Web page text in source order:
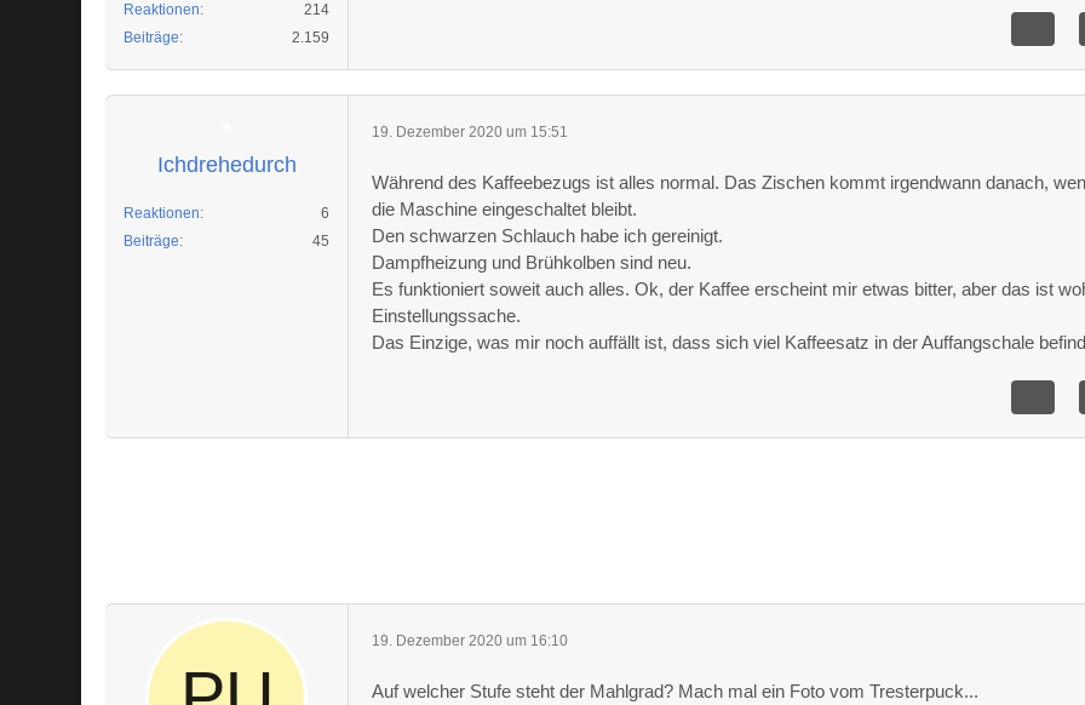
Reaktionen
214
Beiträge
2.159
Ichdrehedurch
Reaktionen
6
Beiträge
45
19. Dezember 2020 um 15:51
Während des Kaffeebezugs ist alles normal. Das Zischen kommt irgendwann danach,
die Maschine eingeschaltet bleibt.
Den schwarzen Schlauch habe ich gereinigt.
Dampfheizung und Brühkolben sind neu.
Es funktioniert soweit auch alles. Ok, der Kaffee erscheint mir etwas bitter, aber das ist
Einstellungssache.
Das Einzige, was mir noch auffällt ist, dass sich viel Kaffeesatz in der Auffangschale
19. Dezember 2020 um 16:10
Auf welcher Stufe steht der Mahlgrad? Mach mal ein Foto vom Tresterpuck...